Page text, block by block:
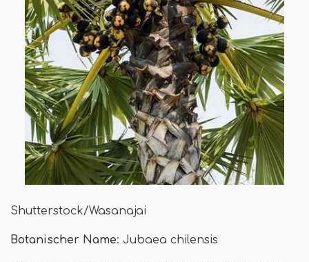
Shutterstock/Wasanajai
Botanischer Name: Jubaea chilensis